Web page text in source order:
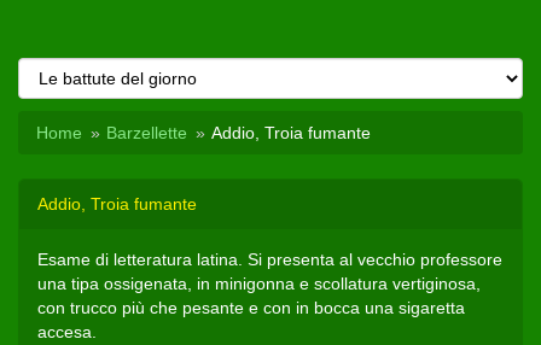
Home Barzellette Addio, Troia fumante
Addio, Troia fumante
Esame di letteratura latina. Si presenta al vecchio professore
una tipa ossigenata, in minigonna e scollatura vertiginosa,
con trucco più che pesante e con in bocca una sigaretta
accesa.